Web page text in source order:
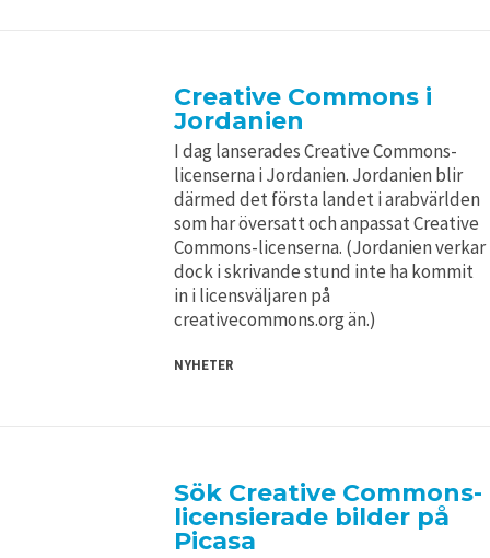
Creative Commons i
Jordanien
I dag lanserades Creative Commons-
licenserna i Jordanien. Jordanien blir
därmed det första landet i arabvärlden
som har översatt och anpassat Creative
Commons-licenserna. (Jordanien verkar
dock i skrivande stund inte ha kommit
in i licensväljaren på
creativecommons.org än.)
NYHETER
Sök Creative Commons-
licensierade bilder på
Picasa